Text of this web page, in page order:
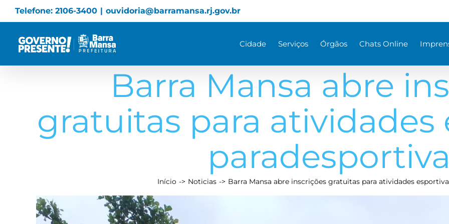
Skip
to
content
Telefone: 2106-3400 | ouvidoria@barramansa.rj.gov.br
Cidade Serviços Órgãos Chats Online
Barra Mansa abre
gratuitas para atividades
Início Noticias Barra Mansa abre inscrições gratuitas para atividades
View
Larger